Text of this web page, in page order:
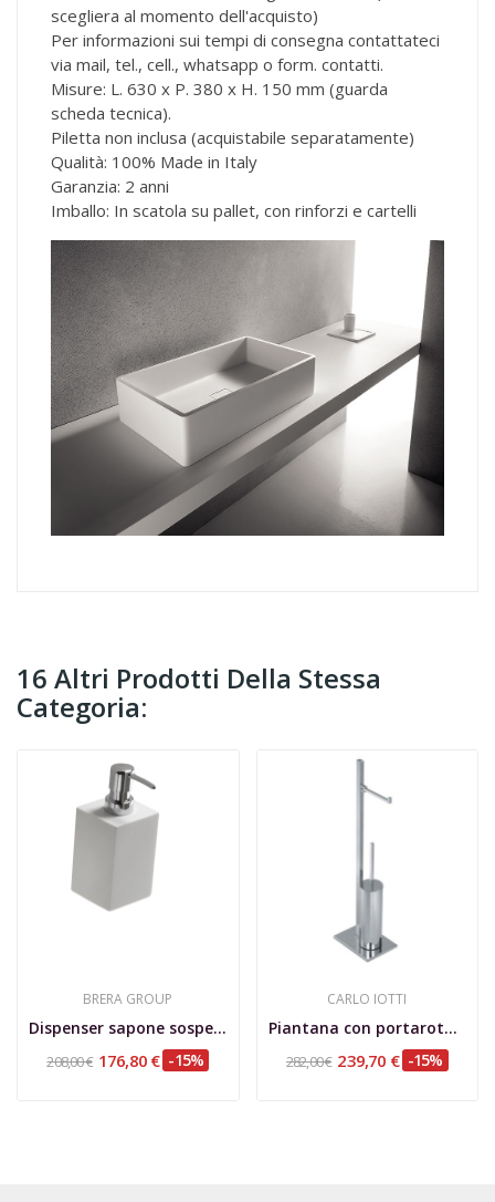
scegliera al momento dell'acquisto)
Per informazioni sui tempi di consegna contattateci
via mail, tel., cell., whatsapp o form. contatti.
Misure: L. 630 x P. 380 x H. 150 mm (guarda
scheda tecnica).
Piletta non inclusa (acquistabile separatamente)
Qualità: 100% Made in Italy
Garanzia: 2 anni
Imballo: In scatola su pallet, con rinforzi e cartelli
16 Altri Prodotti Della Stessa
Categoria:
BRERA GROUP
Dispenser sapone sospeso Cubo in SSA
208,00 € 176,80 € -15%
CARLO IOTTI
Piantana con portarotolo mobile e scopino...
282,00 € 239,70 € -15%